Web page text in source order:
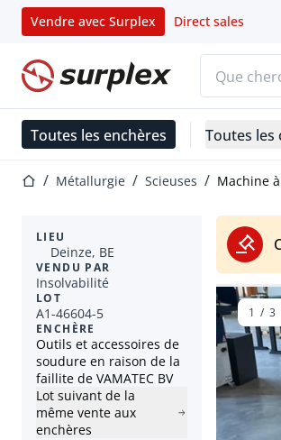
Vendre avec Surplex Direct sales
Page d'accueil
Toutes les enchères Toutes les
Page d'accueil
Métallurgie Scieuses Machine
LIEU
Deinze, BE
VENDU PAR
Insolvabilité
LOT
A1-46604-5
ENCHÈRE
Outils et accessoires de
soudure en raison de la
faillite de VAMATEC BV
Lot suivant de la
même vente aux
enchères
1 / 3